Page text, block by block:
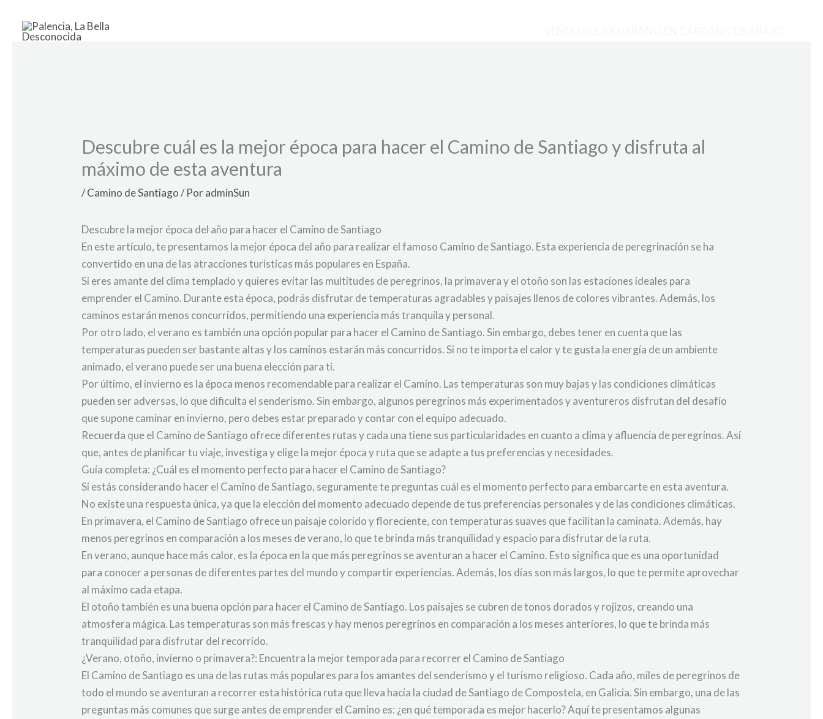
contenido
Descubre cuál es la mejor época para hacer el Camino de Santiago y disfruta al
máximo de esta aventura
/Camino de Santiago/ PoradminSun
Descubre la mejor época del año para hacer el Camino de Santiago
En este artículo, te presentamos la mejor época del año para realizar el famoso Camino de Santiago. Esta experiencia de peregrinación se ha
convertido en una de las atracciones turísticas más populares en España.
Si eres amante del clima templado y quieres evitar las multitudes de peregrinos, la primavera y el otoño son las estaciones ideales para
emprender el Camino. Durante esta época, podrás disfrutar de temperaturas agradables y paisajes llenos de colores vibrantes. Además, los
caminos estarán menos concurridos, permitiendo una experiencia más tranquila y personal.
Por otro lado, el verano es también una opción popular para hacer el Camino de Santiago. Sin embargo, debes tener en cuenta que las
temperaturas pueden ser bastante altas y los caminos estarán más concurridos. Si no te importa el calor y te gusta la energía de un ambiente
animado, el verano puede ser una buena elección para ti.
Por último, el invierno es la época menos recomendable para realizar el Camino. Las temperaturas son muy bajas y las condiciones climáticas
pueden ser adversas, lo que dificulta el senderismo. Sin embargo, algunos peregrinos más experimentados y aventureros disfrutan del desafío
que supone caminar en invierno, pero debes estar preparado y contar con el equipo adecuado.
Recuerda que el Camino de Santiago ofrece diferentes rutas y cada una tiene sus particularidades en cuanto a clima y afluencia de peregrinos. Así
que, antes de planificar tu viaje, investiga y elige la mejor época y ruta que se adapte a tus preferencias y necesidades.
Guía completa: ¿Cuál es el momento perfecto para hacer el Camino de Santiago?
Si estás considerando hacer el Camino de Santiago, seguramente te preguntas cuál es el momento perfecto para embarcarte en esta aventura.
No existe una respuesta única, ya que la elección del momento adecuado depende de tus preferencias personales y de las condiciones climáticas.
En primavera, el Camino de Santiago ofrece un paisaje colorido y floreciente, con temperaturas suaves que facilitan la caminata. Además, hay
menos peregrinos en comparación a los meses de verano, lo que te brinda más tranquilidad y espacio para disfrutar de la ruta.
En verano, aunque hace más calor, es la época en la que más peregrinos se aventuran a hacer el Camino. Esto significa que es una oportunidad
para conocer a personas de diferentes partes del mundo y compartir experiencias. Además, los días son más largos, lo que te permite aprovechar
al máximo cada etapa.
El otoño también es una buena opción para hacer el Camino de Santiago. Los paisajes se cubren de tonos dorados y rojizos, creando una
atmosfera mágica. Las temperaturas son más frescas y hay menos peregrinos en comparación a los meses anteriores, lo que te brinda más
tranquilidad para disfrutar del recorrido.
¿Verano, otoño, invierno o primavera?: Encuentra la mejor temporada para recorrer el Camino de Santiago
El Camino de Santiago es una de las rutas más populares para los amantes del senderismo y el turismo religioso. Cada año, miles de peregrinos de
todo el mundo se aventuran a recorrer esta histórica ruta que lleva hacia la ciudad de Santiago de Compostela, en Galicia. Sin embargo, una de las
preguntas más comunes que surge antes de emprender el Camino es: ¿en qué temporada es mejor hacerlo? Aquí te presentamos algunas